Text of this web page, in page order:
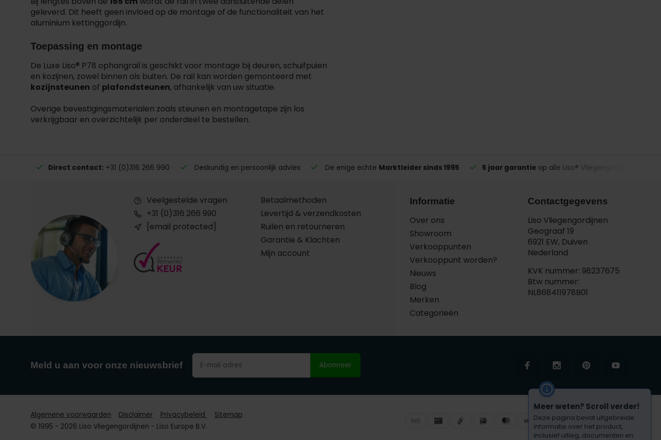
Meer weten? Scroll verder!
Deze pagina bevat uitgebreide
informatie over het product,
inclusief uitleg, documenten en
geleverd. Dit heeft geen invloed op de montage of de functionaliteit van het
aluminium kettinggordijn.
Toepassing en montage
De Luxe Liso® P78 ophangrail is geschikt voor montage bij deuren, schuifpuien
en kozijnen, zowel binnen als buiten. De rail kan worden gemonteerd met
kozijnsteunen of plafondsteunen, afhankelijk van uw situatie.
Overige bevestigingsmaterialen zoals steunen en montagetape zijn los
verkrijgbaar en overzichtelijk per onderdeel te bestellen.
Direct contact: +31 (0)316 266 990 Deskundig en persoonlijk advies De enige echte Marktleider sinds 1995 5 jaar garantie op alle Liso® Vliegengordijnen
Veelgestelde vragen
+31 (0)316 266 990
[email protected]
Betaalmethoden
Levertijd & verzendkosten
Ruilen en retourneren
Garantie & Klachten
Mijn account
Informatie
Over ons
Showroom
Verkooppunten
Verkooppunt worden?
Nieuws
Blog
Merken
Categorieën
Contactgegevens
Liso Vliegengordijnen
Geograaf 19
6921 EW, Duiven
Nederland
KVK nummer: 98237675
Btw nummer:
NL868411978B01
Meld u aan voor onze nieuwsbrief Abonneer
Algemene voorwaarden Disclaimer Privacybeleid
Sitemap
© 1995 - 2026 Liso Vliegengordijnen - Liso Europe B.V.